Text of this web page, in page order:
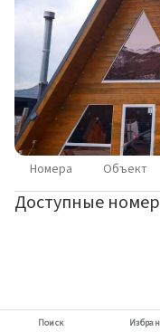
Номера Объект
Доступные
Поиск